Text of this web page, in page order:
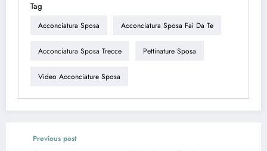
Tag
Acconciatura Sposa Acconciatura Sposa Fai Da Te
Acconciatura Sposa Trecce Pettinature Sposa
Video Acconciature Sposa
Previous post